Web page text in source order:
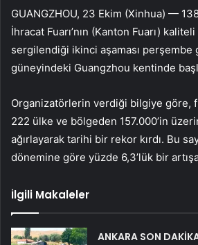
GUANGZHOU, 23 Ekim (Xinhua) —
İhracat Fuarı’nın (Kanton Fuarı)
sergilendiği ikinci aşaması perşembe
güneyindeki Guangzhou kentinde
Organizatörlerin verdiği bilgiye göre,
222 ülke ve bölgeden 157.000’in
ağırlayarak tarihi bir rekor kırdı. Bu
dönemine göre yüzde 6,3’lük bir
İlgili Makaleler
ANKARA SON